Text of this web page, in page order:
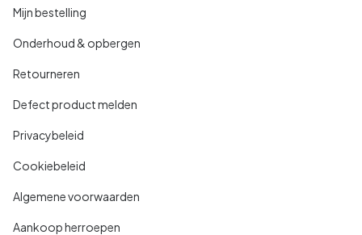
Mijn bestelling
Onderhoud & opbergen
Retourneren
Defect product melden
Privacybeleid
Cookiebeleid
Algemene voorwaarden
Aankoop herroepen